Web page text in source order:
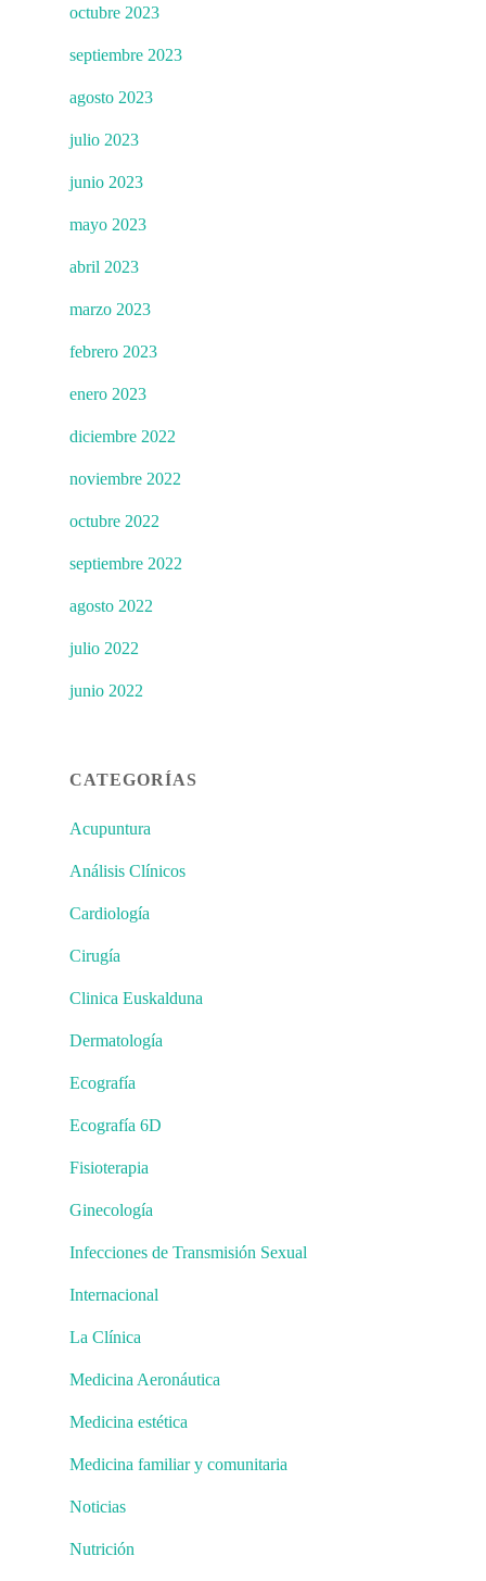
octubre 2023
septiembre 2023
agosto 2023
julio 2023
junio 2023
mayo 2023
abril 2023
marzo 2023
febrero 2023
enero 2023
diciembre 2022
noviembre 2022
octubre 2022
septiembre 2022
agosto 2022
julio 2022
junio 2022
CATEGORÍAS
Acupuntura
Análisis Clínicos
Cardiología
Cirugía
Clinica Euskalduna
Dermatología
Ecografía
Ecografía 6D
Fisioterapia
Ginecología
Infecciones de Transmisión Sexual
Internacional
La Clínica
Medicina Aeronáutica
Medicina estética
Medicina familiar y comunitaria
Noticias
Nutrición